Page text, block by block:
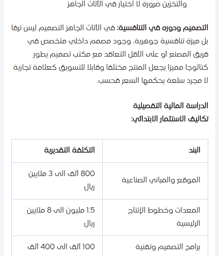
والتخزين ضرورة لا اختيار في الأثاث الجاهز
ودوره في التنافسية:في الأثاث الجاهز التصميم ليس ترفا
ميزة تنافسية جوهرية. وجود مصمم داخلي متخصص في
المصنع أو على الأقل التعاقد مع مكتب تصميم يطور
مميزا يجعل المنتج مختلفا وقابلا للتسويق كعلامة تجارية
مجرد سلعة يحكمها السعر فحسب.
المالية التفصيلية
الاستثمار الابتدائي:
التكلفة التقديرية
الموقع والمباني الصناعية
800 ألف الى 3 ملايين
المعدات وخطوط الإنتاج
الرئيسية
1.5 مليون الى 8 ملايين
برامج التصميم وتقنية
100 ألف الى 400 ألف